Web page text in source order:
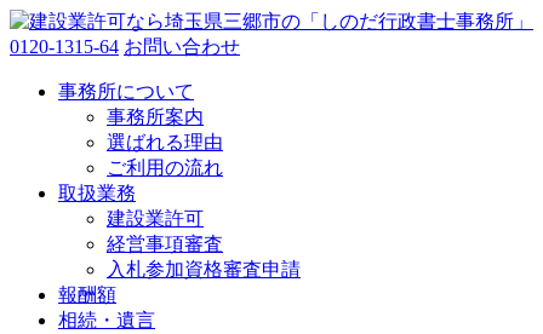
0120-1315-64 お問い合わせ
事務所について
事務所案内
選ばれる理由
ご利用の流れ
取扱業務
建設業許可
経営事項審査
入札参加資格審査申請
報酬額
相続・遺言